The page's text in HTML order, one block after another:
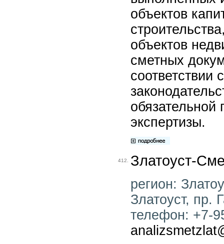
объектов
объектов
сметных
обязательной
экспертизы.
412. Златоуст-
регион:
Златоуст, пр.
телефон: +7-